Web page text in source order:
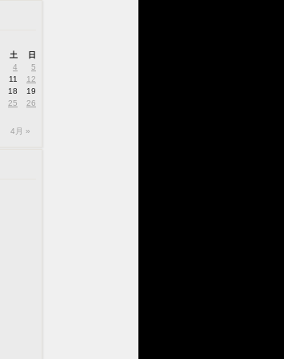
土 日
4月 »
4
5
11
12
18
19
25
26